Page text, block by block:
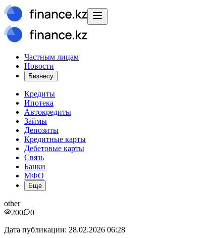
Частным лицам
Новости
Бизнесу
Кредиты
Ипотека
Автокредиты
Займы
Депозиты
Кредитные карты
Дебетовые карты
Связь
Банки
МФО
Еще
other
200
0
Дата публикации: 28.02.2026 06:28